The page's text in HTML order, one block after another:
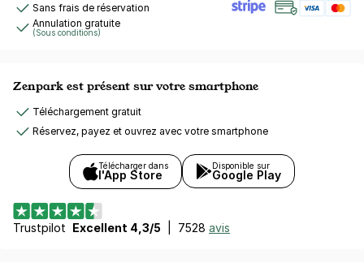
Sans frais de réservation
Annulation gratuite
(Sous conditions)
Zenpark est présent sur votre smartphone
Téléchargement gratuit
Réservez, payez et ouvrez avec votre smartphone
Télécharger dans
l'App Store
Disponible sur
Google Play
Trustpilot Excellent 4,3/5 7528 avis